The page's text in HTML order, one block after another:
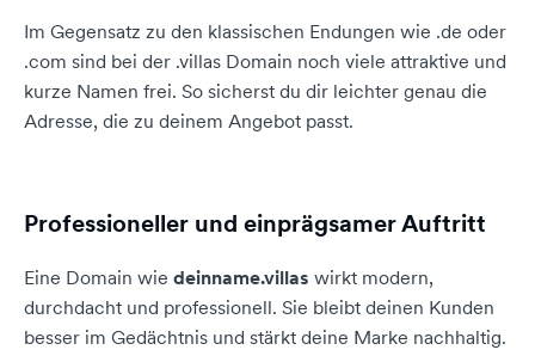
Im Gegensatz zu den klassischen Endungen wie .de oder
.com sind bei der .villas Domain noch viele attraktive und
kurze Namen frei. So sicherst du dir leichter genau die
Adresse, die zu deinem Angebot passt.
Professioneller und einprägsamer Auftritt
Eine Domain wie deinname.villas wirkt modern,
durchdacht und professionell. Sie bleibt deinen Kunden
besser im Gedächtnis und stärkt deine Marke nachhaltig.